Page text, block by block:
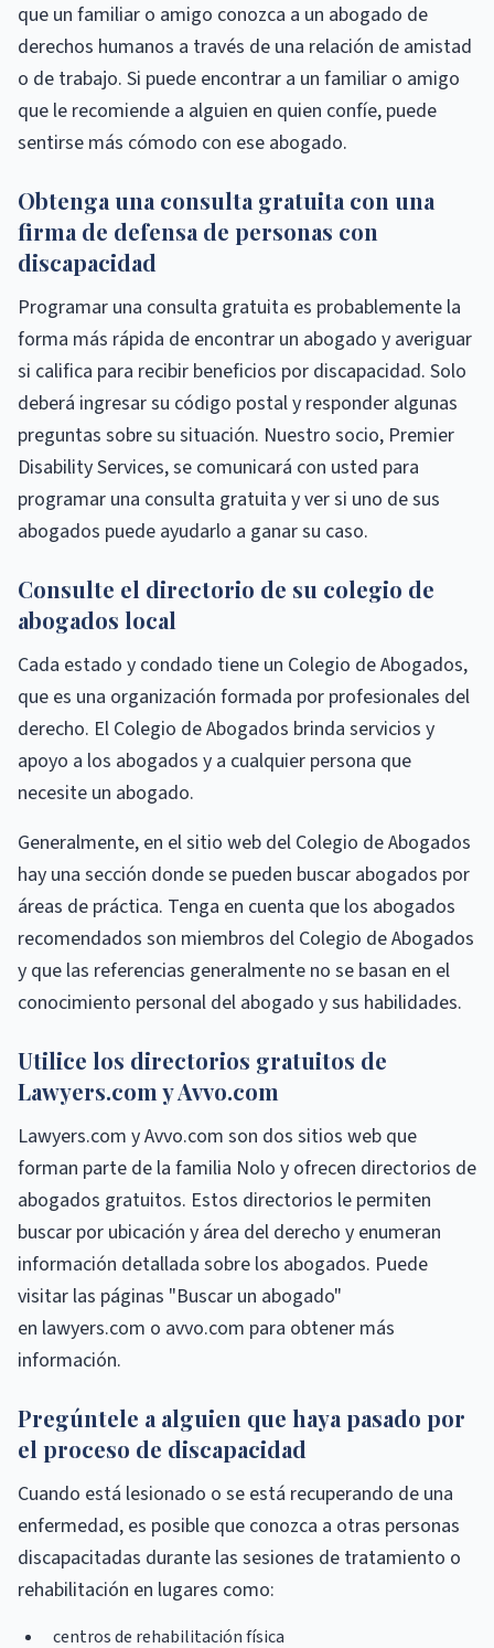
que un familiar o amigo conozca a un abogado de
derechos humanos a través de una relación de amistad
o de trabajo. Si puede encontrar a un familiar o amigo
que le recomiende a alguien en quien confíe, puede
sentirse más cómodo con ese abogado.
Obtenga una consulta gratuita con una
firma de defensa de personas con
discapacidad
Programar una consulta gratuita es probablemente la
forma más rápida de encontrar un abogado y averiguar
si califica para recibir beneficios por discapacidad. Solo
deberá ingresar su código postal y responder algunas
preguntas sobre su situación. Nuestro socio, Premier
Disability Services, se comunicará con usted para
programar una consulta gratuita y ver si uno de sus
abogados puede ayudarlo a ganar su caso.
Consulte el directorio de su colegio de
abogados local
Cada estado y condado tiene un Colegio de Abogados,
que es una organización formada por profesionales del
derecho. El Colegio de Abogados brinda servicios y
apoyo a los abogados y a cualquier persona que
necesite un abogado.
Generalmente, en el sitio web del Colegio de Abogados
hay una sección donde se pueden buscar abogados por
áreas de práctica. Tenga en cuenta que los abogados
recomendados son miembros del Colegio de Abogados
y que las referencias generalmente no se basan en el
conocimiento personal del abogado y sus habilidades.
Utilice los directorios gratuitos de
Lawyers.com y Avvo.com
Lawyers.com y Avvo.com son dos sitios web que
forman parte de la familia Nolo y ofrecen directorios de
abogados gratuitos. Estos directorios le permiten
buscar por ubicación y área del derecho y enumeran
información detallada sobre los abogados. Puede
visitar las páginas "Buscar un abogado"
en lawyers.com o avvo.com para obtener más
información.
Pregúntele a alguien que haya pasado por
el proceso de discapacidad
Cuando está lesionado o se está recuperando de una
enfermedad, es posible que conozca a otras personas
discapacitadas durante las sesiones de tratamiento o
rehabilitación en lugares como:
centros de rehabilitación física